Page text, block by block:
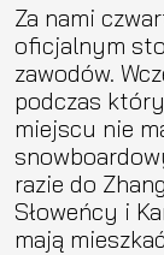
Za nami
oficjalnym
zawodów.
podczas
miejscu nie
razie do
Słoweńcy i
mają